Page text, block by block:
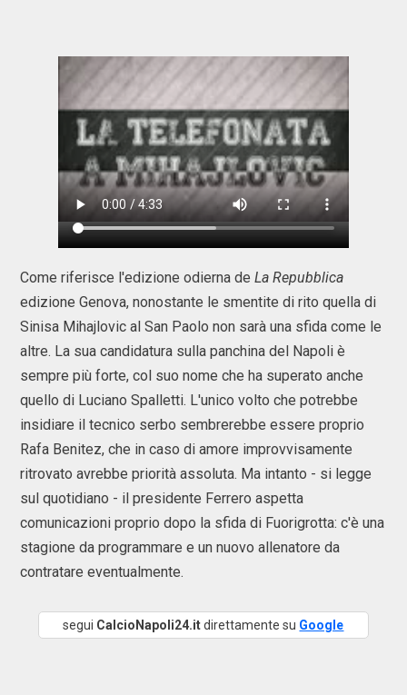
Come riferisce l'edizione odierna de La Repubblica
edizione Genova, nonostante le smentite di rito quella di
Sinisa Mihajlovic al San Paolo non sarà una sfida come le
altre. La sua candidatura sulla panchina del Napoli è
sempre più forte, col suo nome che ha superato anche
quello di Luciano Spalletti. L'unico volto che potrebbe
insidiare il tecnico serbo sembrerebbe essere proprio
Rafa Benitez, che in caso di amore improvvisamente
ritrovato avrebbe priorità assoluta. Ma intanto - si legge
sul quotidiano - il presidente Ferrero aspetta
comunicazioni proprio dopo la sfida di Fuorigrotta: c'è una
stagione da programmare e un nuovo allenatore da
contratare eventualmente.
segui CalcioNapoli24.itdirettamente su Google